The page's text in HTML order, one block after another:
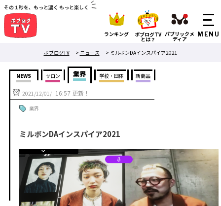
その１秒を、もっと濃く もっと楽しく
ランキング ボブログTV
とは？
パブリックメ
ディア
ボブログTV
> ニュース > ミルボンDAインスパイア2021
2021/12/01/ 16:57 更新！
NEWS サロン 業界 学校・団体 新商品
業界
ミルボンDAインスパイア2021